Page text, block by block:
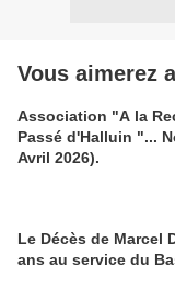
Vous aimerez
Association "A la
Passé d'Halluin "...
Avril 2026).
Le Décès de Marcel
ans au service du